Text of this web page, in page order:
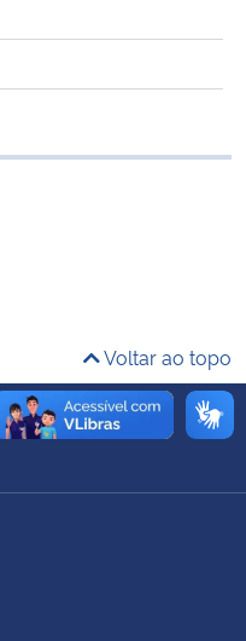
Voltar ao topo